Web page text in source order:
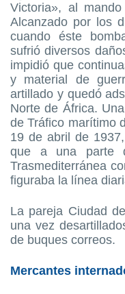
Victoria», al
Alcanzado por los
cuando éste
sufrió diversos
impidió que
y material de
artillado y quedó
Norte de África.
de Tráfico marítimo
19 de abril de
que a una parte
Trasmediterránea
figuraba la línea
La pareja Ciudad
una vez
de buques correos.
Mercantes